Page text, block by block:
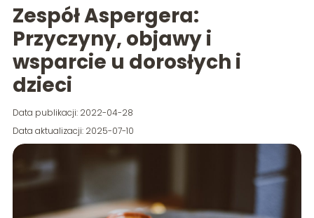
objawy i
wsparcie u
dorosłych i
dzieci
Zespół Aspergera:
Przyczyny, objawy i
wsparcie u dorosłych i
dzieci
Data publikacji: 2022-04-28
Data aktualizacji: 2025-07-10